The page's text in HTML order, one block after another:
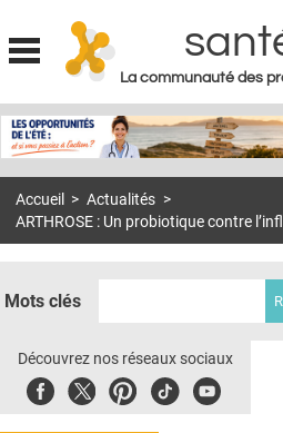
Jump to
La communauté des
MON COMPTE
S'ABONNER À LA REVUE SOIN À DOMICILE
DOSSIERS
E-REVUE SAD
Accueil > Actualités >
ARTHROSE : Un probiotique contre
Mots clés
Découvrez nos réseaux sociaux
FacebookTwitterPinterest
TiktokYoubute